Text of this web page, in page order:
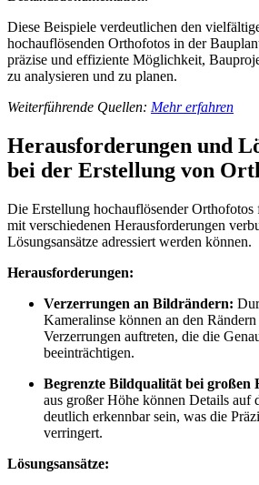
Diese Beispiele verdeutlichen den
hochauflösenden Orthofotos in der
präzise und effiziente Möglichkeit,
zu analysieren und zu planen.
Weiterführende Quellen: Mehr erfahren
Herausforderungen und
bei der Erstellung von
Die Erstellung hochauflösender
mit verschiedenen Herausforderungen
Lösungsansätze adressiert werden können.
Herausforderungen:
Verzerrungen an Bildrändern:
Kameralinse können an den
Verzerrungen auftreten, die die
beeinträchtigen.
Begrenzte Bildqualität bei großen
aus großer Höhe können Details auf
deutlich erkennbar sein, was die
verringert.
Lösungsansätze: